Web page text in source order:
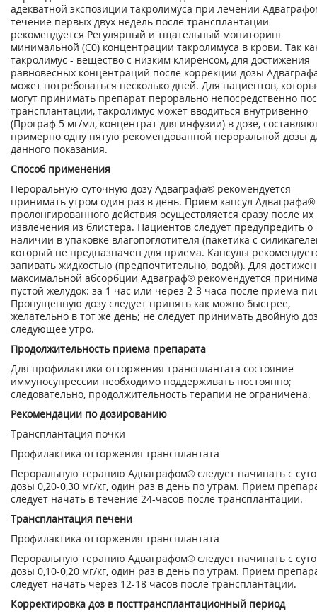
адекватной экспозиции такролимуса при лечении
течение первых двух недель после трансплантации
рекомендуется Регулярный и тщательный мониторинг
минимальной (С0) концентрации такролимуса в крови. Так
такролимус - вещество с низким клиренсом, для достижения
равновесных концентраций после коррекции дозы
может потребоваться несколько дней. Для пациентов,
могут принимать препарат перорально непосредственно
трансплантации, такролимус может вводиться внутривенно
(Програф 5 мг/мл, концентрат для инфузии) в дозе,
примерно одну пятую рекомендованной пероральной дозы
данного показания.
Способ применения
Пероральную суточную дозу Адваграфа® рекомендуется
принимать утром один раз в день. Прием капсул Адваграфа®
пролонгированного действия осуществляется сразу после их
извлечения из блистера. Пациентов следует предупредить о
наличии в упаковке влагопоглотителя (пакетика с
который не предназначен для приема. Капсулы
запивать жидкостью (предпочтительно, водой). Для
максимальной абсорбции Адваграф® рекомендуется
пустой желудок: за 1 час или через 2-3 часа после приема
Пропущенную дозу следует принять как можно быстрее,
желательно в тот же день; не следует принимать двойную
следующее утро.
Продолжительность приема препарата
Для профилактики отторжения трансплантата состояние
иммуносупрессии необходимо поддерживать постоянно;
следовательно, продолжительность терапии не ограничена.
Рекомендации по дозированию
Трансплантация почки
Профилактика отторжения трансплантата
Пероральную терапию Адваграфом® следует начинать с
дозы 0,20-0,30 мг/кг, один раз в день по утрам. Прием
следует начать в течение 24-часов после трансплантации.
Трансплантация печени
Профилактика отторжения трансплантата
Пероральную терапию Адваграфом® следует начинать с
дозы 0,10-0,20 мг/кг, один раз в день по утрам. Прием
следует начать через 12-18 часов после трансплантации.
Корректировка доз в посттрансплантационный период